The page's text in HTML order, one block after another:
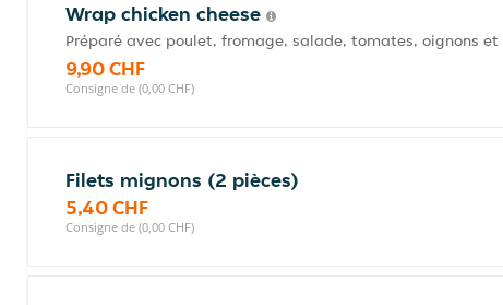
Wrap chicken cheese
Préparé avec poulet, fromage, salade, tomates, oignons et
9,90 CHF
Consigne de (0,00 CHF)
Filets mignons (2 pièces)
5,40 CHF
Consigne de (0,00 CHF)